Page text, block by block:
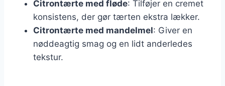
Citrontærte med fløde: Tilføjer en cremet
konsistens, der gør tærten ekstra lækker.
Citrontærte med mandelmel: Giver en
nøddeagtig smag og en lidt anderledes
tekstur.